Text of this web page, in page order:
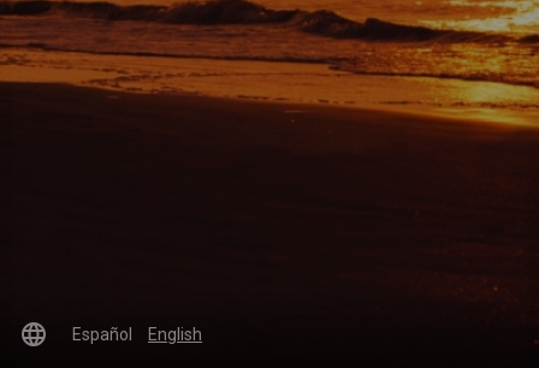
language Español English